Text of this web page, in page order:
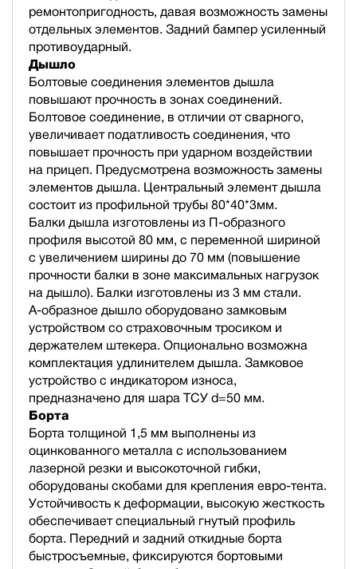
ремонтопригодность, давая возможность замены
отдельных элементов. Задний бампер усиленный
противоударный.
Дышло
Болтовые соединения элементов дышла
повышают прочность в зонах соединений.
Болтовое соединение, в отличии от сварного,
увеличивает податливость соединения, что
повышает прочность при ударном воздействии
на прицеп. Предусмотрена возможность замены
элементов дышла. Центральный элемент дышла
состоит из профильной трубы 80*40*3мм.
Балки дышла изготовлены из П-образного
профиля высотой 80 мм, с переменной шириной
с увеличением ширины до 70 мм (повышение
прочности балки в зоне максимальных нагрузок
на дышло). Балки изготовлены из 3 мм стали.
А-образное дышло оборудовано замковым
устройством со страховочным тросиком и
держателем штекера. Опционально возможна
комплектация удлинителем дышла. Замковое
устройство с индикатором износа,
предназначено для шара ТСУ d=50 мм.
Борта
Борта толщиной 1,5 мм выполнены из
оцинкованного металла с использованием
лазерной резки и высокоточной гибки,
оборудованы скобами для крепления евро-тента.
Устойчивость к деформации, высокую жесткость
обеспечивает специальный гнутый профиль
борта. Передний и задний откидные борта
быстросъемные, фиксируются бортовыми